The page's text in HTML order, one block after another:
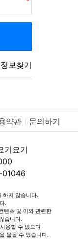
보찾기
약관 문의하기
기요기
01046
하지 않습니다.
.
텐츠 및 이와 관련한
습니다.
용할 수 없으며
물을 수 있습니다.